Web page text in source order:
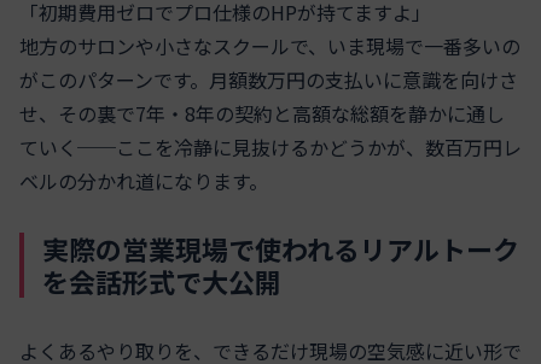
「初期費用ゼロでプロ仕様のHPが持てますよ」
地方のサロンや小さなスクールで、いま現場で一番多いの
がこのパターンです。月額数万円の支払いに意識を向けさ
せ、その裏で7年・8年の契約と高額な総額を静かに通し
ていく──ここを冷静に見抜けるかどうかが、数百万円レ
ベルの分かれ道になります。
実際の営業現場で使われるリアルトーク
を会話形式で大公開
よくあるやり取りを、できるだけ現場の空気感に近い形で